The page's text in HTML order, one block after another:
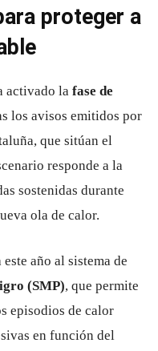
proteger a
activado la fase de
los avisos emitidos por
que sitúan el
responde a la
sostenidas durante
ola de calor.
año al sistema de
(SMP), que permite
episodios de calor
en función del